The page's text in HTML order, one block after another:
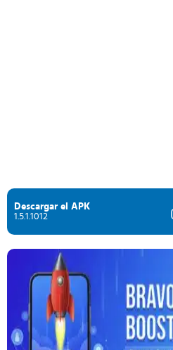
Descargar el APK
1.5.1.1012